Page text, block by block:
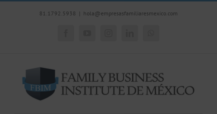
81.1792.5938 | hola@empresasfamiliaresmexico.com